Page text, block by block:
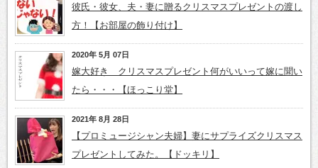
彼氏・彼女、夫・妻に贈るクリスマスプレゼントの渡し
方！【お部屋の飾り付け】
2020年 5月 07日
嫁大好き クリスマスプレゼント何がいいって嫁に聞い
たら・・・【ほっこり堂】
2021年 8月 28日
【プロミュージシャン夫婦】妻にサプライズクリスマス
プレゼントしてみた。【ドッキリ】